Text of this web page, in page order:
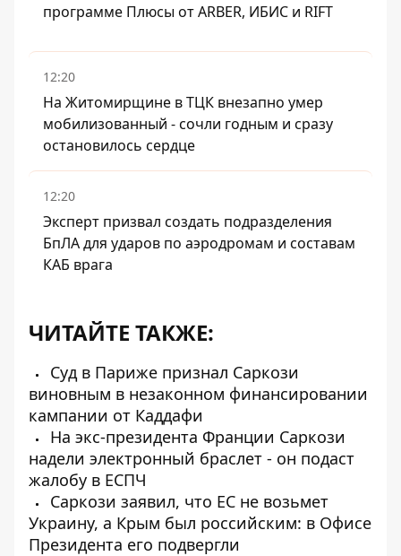
программе Плюсы от ARBER, ИБИС и RIFT
12:20
На Житомирщине в ТЦК внезапно умер
мобилизованный - сочли годным и сразу
остановилось сердце
12:20
Эксперт призвал создать подразделения
БпЛА для ударов по аэродромам и составам
КАБ врага
ЧИТАЙТЕ ТАКЖЕ:
Суд в Париже признал Саркози
виновным в незаконном финансировании
кампании от Каддафи
На экс-президента Франции Саркози
надели электронный браслет - он подаст
жалобу в ЕСПЧ
Саркози заявил, что ЕС не возьмет
Украину, а Крым был российским: в Офисе
Президента его подвергли